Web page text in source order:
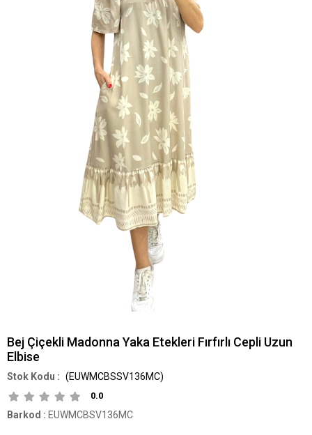
Bej Çiçekli Madonna Yaka Etekleri Fırfırlı Cepli Uzun
Elbise
(EUWMCBSSV136MC)
0.0
Barkod : EUWMCBSV136MC